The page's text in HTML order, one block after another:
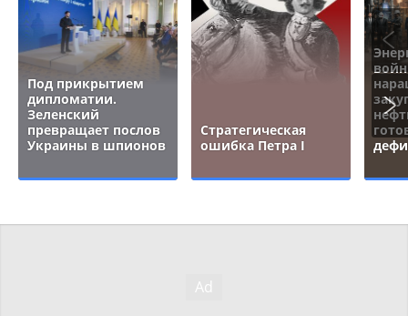
Под прикрытием
дипломатии.
Зеленский
превращает послов
Украины в шпионов
Стратегическая
ошибка Петра I